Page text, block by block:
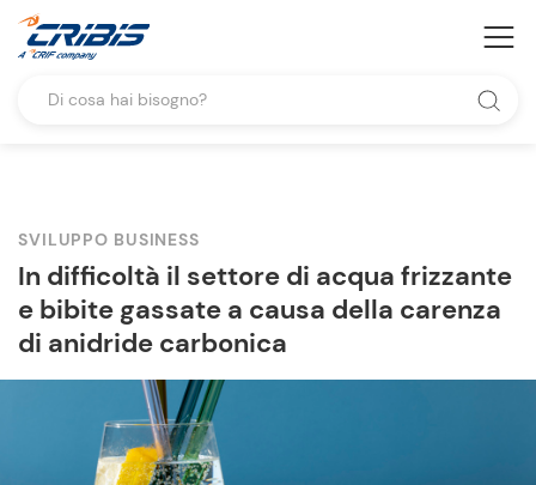
SVILUPPO BUSINESS
In difficoltà il settore di acqua frizzante
e bibite gassate a causa della carenza
di anidride carbonica